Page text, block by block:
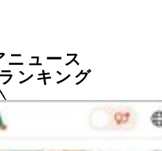
ニュース
ンキング